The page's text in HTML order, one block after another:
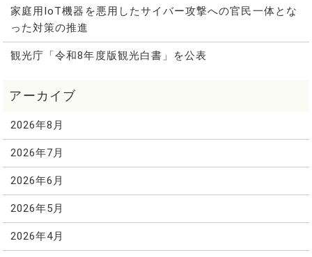
家庭用IoT機器を悪用したサイバー攻撃への官民一体とな
った対策の推進
観光庁「令和8年度版観光白書」を公表
2026年8月
2026年7月
2026年6月
2026年5月
2026年4月